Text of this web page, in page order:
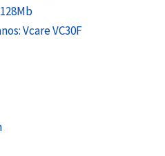
Vcare VC30F